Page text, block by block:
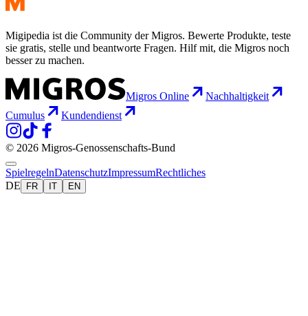
Migipedia ist die Community der Migros. Bewerte Produkte, teste
sie gratis, stelle und beantworte Fragen. Hilf mit, die Migros noch
besser zu machen.
Migros Online
Nachhaltigkeit
Cumulus
Kundendienst
© 2026 Migros-Genossenschafts-Bund
SpielregelnDatenschutzImpressumRechtliches
DE
FR IT EN